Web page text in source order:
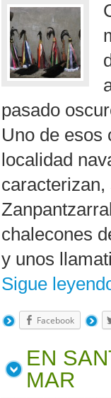
pasado
Uno de esos
localidad
chalecones
y unos
Sigue
Facebook
EN
MAR